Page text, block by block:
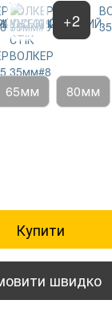
+2
65мм 80мм
Купити
швидко